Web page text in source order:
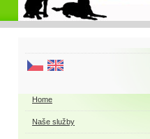
Home
Naše služby